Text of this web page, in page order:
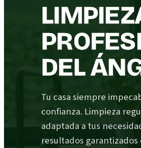
DEL
Tu casa siempre
confianza. Limpieza
adaptada a tus
resultados